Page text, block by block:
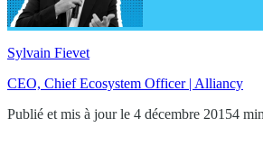
Sylvain Fievet
CEO, Chief Ecosystem Officer | Alliancy
Publié et mis à jour le 4 décembre 20154